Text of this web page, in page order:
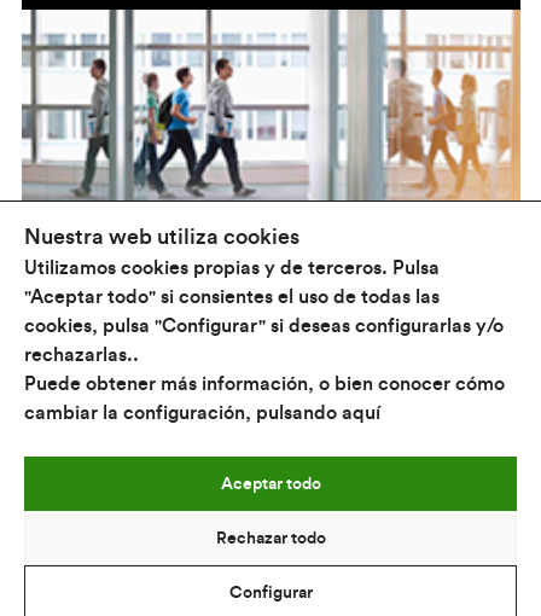
Nuestra web utiliza cookies
Utilizamos cookies propias y de terceros. Pulsa
"Aceptar todo" si consientes el uso de todas las
cookies, pulsa "Configurar" si deseas configurarlas y/o
rechazarlas..
Puede obtener más información, o bien conocer cómo
cambiar la configuración, pulsando aquí
Aceptar todo
Rechazar todo
Configurar
Conócenos
¿Qué hacemos?
Política Universitaria
Aviso legal